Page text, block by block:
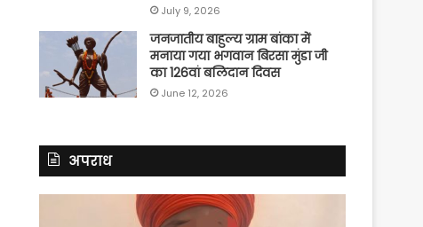
July 9, 2026
जनजातीय बाहुल्य ग्राम बांका में
मनाया गया भगवान बिरसा मुंडा जी
का 126वां बलिदान दिवस
June 12, 2026
अपराध